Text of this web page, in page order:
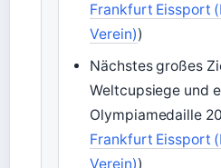
Frankfurt Eissport
Verein))
Nächstes großes
Weltcupsiege und
Olympiamedaille
Frankfurt Eissport
Verein))